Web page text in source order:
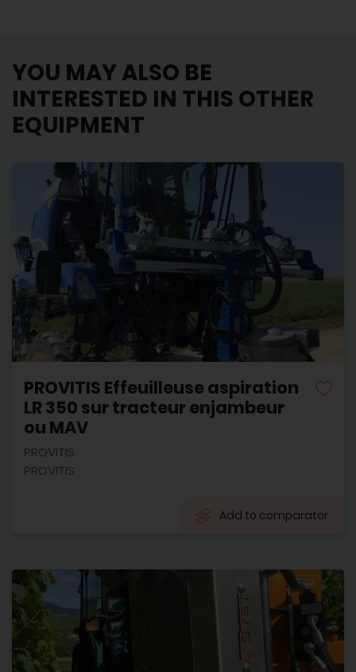
YOU MAY ALSO BE
INTERESTED IN THIS OTHER
EQUIPMENT
PROVITIS Effeuilleuse aspiration
LR 350 sur tracteur enjambeur
ou MAV
PROVITIS
PROVITIS
Add to comparator